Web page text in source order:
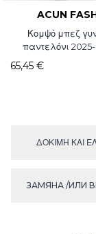
ACUN
Κομψό μπεζ
παντελόνι
65,45 €
ΔΟΚΙΜΉ ΚΑΙ
ЗАМЯНА /ИЛИ